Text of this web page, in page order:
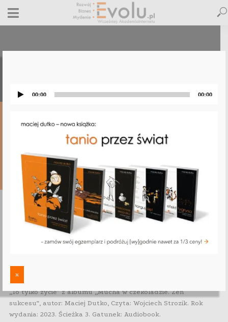
Dodaj komentarz Maciej Dutko
DODAJ
KOMENTARZ
„To tylko zycie” z albumu „Mucha w czekoladzie. Zen
sukcesu”, autor: Maciej Dutko, Czyta: Wojciech Strozik. Rok
wydania: 2023. Ścieżka 3. Gatunek: Audiobook.
00:00 00:00
x